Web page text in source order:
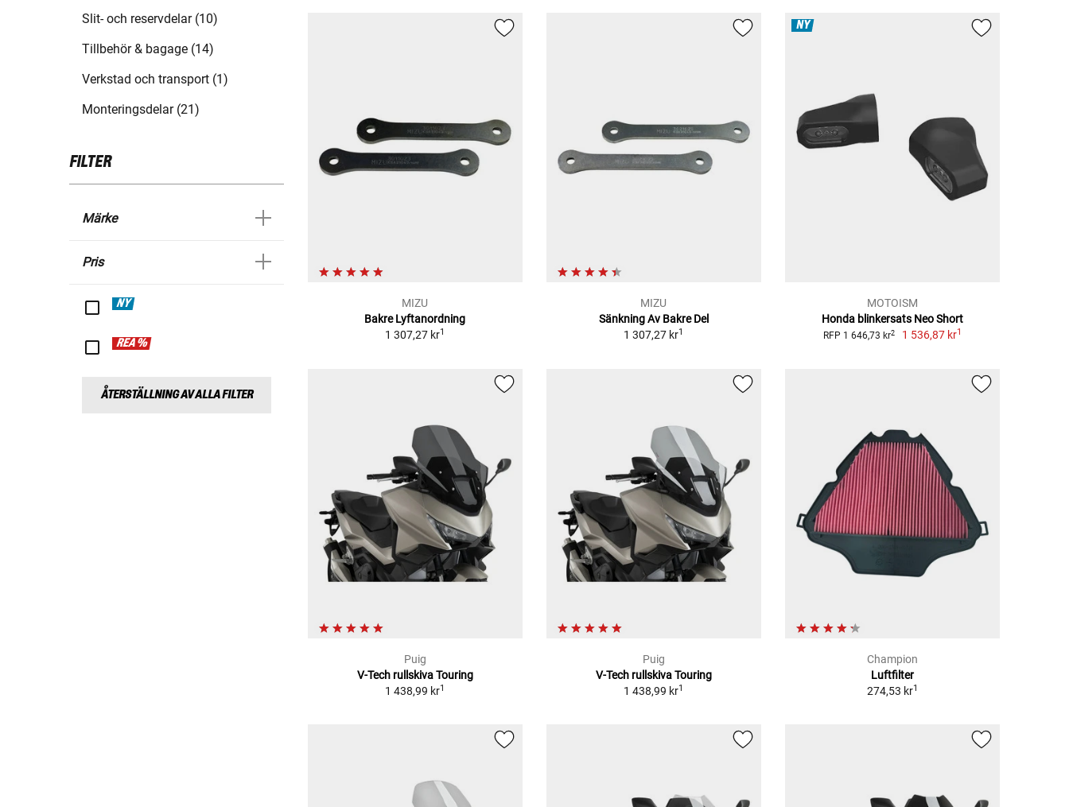
Slit- och reservdelar (10)
Tillbehör & bagage (14)
Verkstad och transport (1)
Monteringsdelar (21)
FILTER
Märke
Pris
NY
REA %
ÅTERSTÄLLNING AV ALLA FILTER
MIZU
Bakre Lyftanordning
1 307,27 kr1
MIZU
Sänkning Av Bakre Del
1 307,27 kr1
NY
MOTOISM
Honda blinkersats Neo Short
RFP 1 646,73 kr2 1 536,87 kr1
Puig
V-Tech rullskiva Touring
1 438,99 kr1
Puig
V-Tech rullskiva Touring
1 438,99 kr1
Champion
Luftfilter
274,53 kr1